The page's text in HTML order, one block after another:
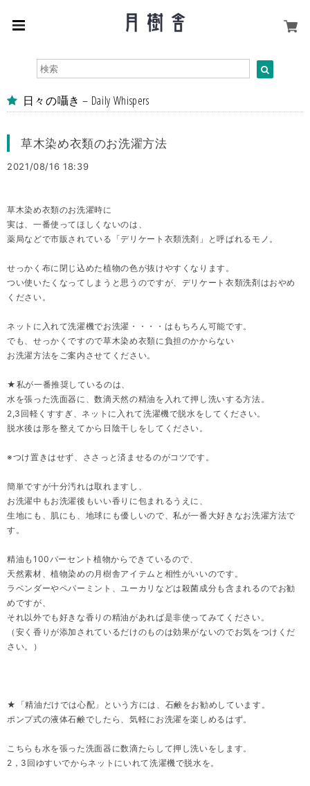
日々の囁き – Daily Whispers
草木染め衣類のお洗濯方法
2021/08/16 18:39
草木染め衣類のお洗濯時に
実は、一番使ってほしくないのは、
薬局などで市販されている「デリケート衣類洗剤」と呼ばれるモノ。
せっかく布に閉じ込めた植物の色が抜けやすくなります。
つい使いたくなってしまうと思うのですが、デリケート衣類洗剤はおやめ
ください。
ネットに入れて洗濯機でお洗濯・・・・はもちろん可能です。
でも、せっかくですので草木染め衣類に負担のかからない
お洗濯方法をご案内させてください。
★私が一番推奨しているのは、
水を張った洗面器に、数滴天然の精油を入れて押し洗いする方法。
2,3回軽くすすぎ、ネットに入れて洗濯機で脱水をしてください。
脱水後は形を整えてから日陰干しをしてください。
※つけ置きはせず、ささっと済ませるのがコツです。
簡単ですが十分汚れは取れますし、
お洗濯中もお洗濯後もいい香りに包まれるうえに、
生地にも、肌にも、地球にも優しいので、私が一番大好きなお洗濯方法で
す。
精油も100パーセント植物からできているので、
天然素材、植物染めの月樹舎アイテムと相性がいいのです。
ラベンダーやペパーミント、ユーカリなどは殺菌成分も含まれるのでお勧
めですが、
それ以外でも好きな香りの精油があれば是非使ってみてください。
（安く香りが添加されているだけのものは効果がないのでお気をつけくだ
さい。）
★「精油だけでは心配」という方には、石鹸をお勧めしています。
ポンプ式の液体石鹸でしたら、気軽にお洗濯を楽しめるはず。
こちらも水を張った洗面器に数滴たらして押し洗いをします。
2，3回ゆすいでからネットにいれて洗濯機で脱水を。